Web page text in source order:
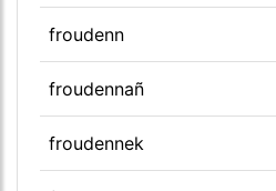
froudenn
froudennañ
froudennek